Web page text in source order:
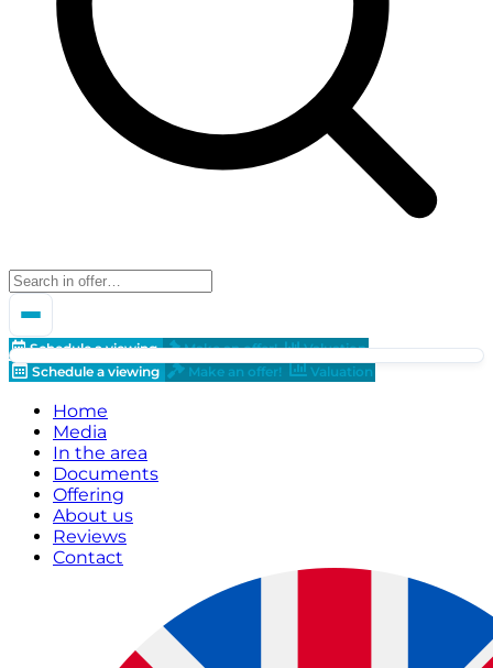
Schedule a viewing Make an offer!
Valuation
Schedule a viewing
Make an offer! Valuation
Home
Media
In the area
Documents
Offering
About us
Reviews
Contact